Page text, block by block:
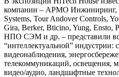
компании – АРМО Инжиниринг,
Systems, Tour Andover Controls,
Gira, Berker, Bticino, Yung, Ensto,
НПО СЭМ и др. – представили
“интеллектуальной” индустрии:
видеонаблюдения,
телекоммуникаций, освещения,
видео/аудио, ландшафтные